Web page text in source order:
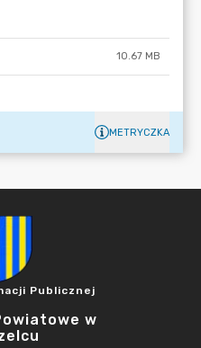
10.67 MB
METRYCZKA
Publicznej
w